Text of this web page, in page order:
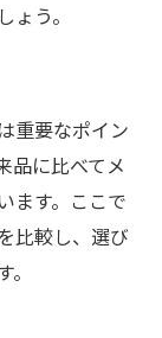
う。
重要なポイン
品に比べてメ
ます。ここで
比較し、選び